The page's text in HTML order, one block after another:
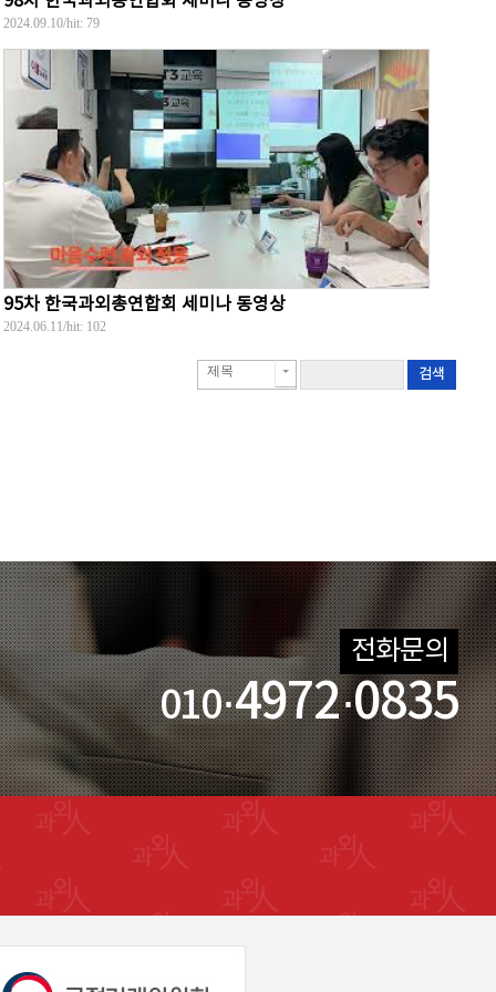
2024.09.10/hit: 79
95차 한국과외총연합회 세미나 동영상
2024.06.11/hit: 102
제목 검색
전화문의
010·4972·0835